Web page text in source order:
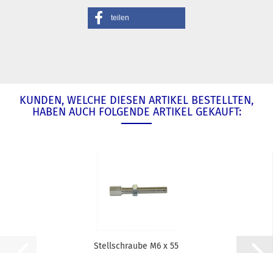
teilen
KUNDEN, WELCHE DIESEN ARTIKEL BESTELLTEN,
HABEN AUCH FOLGENDE ARTIKEL GEKAUFT:
Stellschraube M6 x 55